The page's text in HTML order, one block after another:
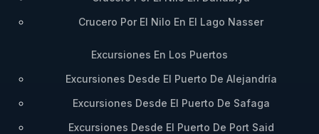
Crucero Por El Nilo En El Lago Nasser
Excursiones En Los Puertos
Excursiones Desde El Puerto De Alejandría
Excursiones Desde El Puerto De Safaga
Excursiones Desde El Puerto De Port Said